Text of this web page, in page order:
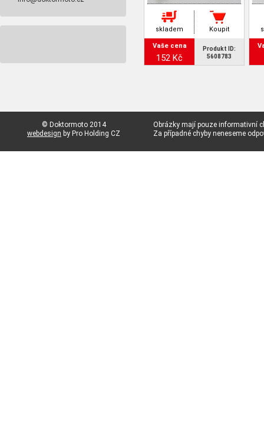
skladem Koupit
Vaše cena
152 Kč
Produkt ID:
5608783
© Doktormoto 2014
webdesign by Pro Holding CZ
Obrázky mají pouze informativní
Za případné chyby neneseme